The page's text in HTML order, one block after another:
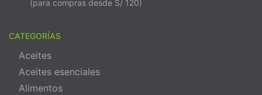
(para compras desde S/ 120)
CATEGORÍAS
Aceites
Aceites esenciales
Alimentos